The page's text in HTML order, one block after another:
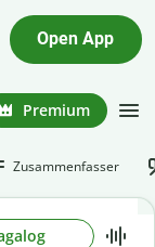
Open App
Premium
Zusammenfasser